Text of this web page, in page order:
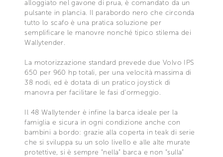
alloggiato nel gavone di prua, è comandato da un
pulsante in plancia. Il parabordo nero che circonda
tutto lo scafo è una pratica soluzione per
semplificare le manovre nonché tipico stilema dei
Wallytender.
La motorizzazione standard prevede due Volvo IPS
650 per 960 hp totali, per una velocità massima di
38 nodi, ed è dotata di un pratico joystick di
manovra per facilitare le fasi d’ormeggio.
Il 48 Wallytender è infine la barca ideale per la
famiglia e sicura in ogni condizione anche con
bambini a bordo: grazie alla coperta in teak di serie
che si sviluppa su un solo livello e alle alte murate
protettive, si è sempre “nella” barca e non “sulla”